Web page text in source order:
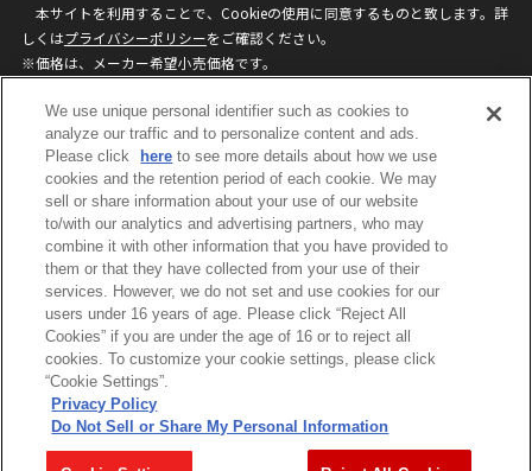
本サイトを利用することで、Cookieの使用に同意するものと致します。詳
しくはプライバシーポリシーをご確認ください。
※価格は、メーカー希望小売価格です。
ざいますのでご了承ください。
privacypolicy
Do Not Sell or Share My
Personal Information
ウェブサイトご利用条件
ソーシャルメディアポリシー
個人情報保護方針
お問い合わせ
©BANDAI
コピーライト一覧を表示する
We use unique personal identifier such as cookies to
analyze our traffic and to personalize content and ads.
Please click
here to see more details about how we use
cookies and the retention period of each cookie. We may
sell or share information about your use of our website
to/with our analytics and advertising partners, who may
combine it with other information that you have provided to
them or that they have collected from your use of their
services. However, we do not set and use cookies for our
users under 16 years of age. Please click “Reject All
Cookies” if you are under the age of 16 or to reject all
cookies. To customize your cookie settings, please click
“Cookie Settings”.
Privacy Policy
Do Not Sell or Share My Personal Information